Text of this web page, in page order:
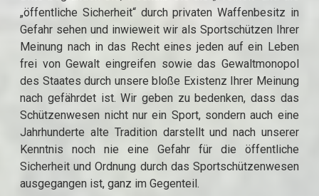
„öffentliche Sicherheit“ durch privaten Waffenbesitz in
Gefahr sehen und inwieweit wir als Sportschützen Ihrer
Meinung nach in das Recht eines jeden auf ein Leben
frei von Gewalt eingreifen sowie das Gewaltmonopol
des Staates durch unsere bloße Existenz Ihrer Meinung
nach gefährdet ist. Wir geben zu bedenken, dass das
Schützenwesen nicht nur ein Sport, sondern auch eine
Jahrhunderte alte Tradition darstellt und nach unserer
Kenntnis noch nie eine Gefahr für die öffentliche
Sicherheit und Ordnung durch das Sportschützenwesen
ausgegangen ist, ganz im Gegenteil.